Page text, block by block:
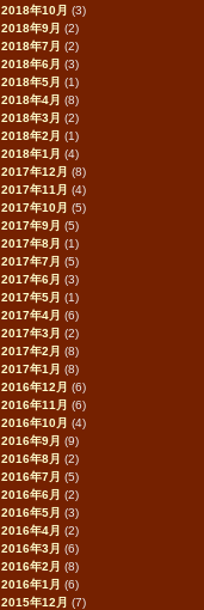
2018年10月 (3)
2018年9月 (2)
2018年7月 (2)
2018年6月 (3)
2018年5月 (1)
2018年4月 (8)
2018年3月 (2)
2018年2月 (1)
2018年1月 (4)
2017年12月 (8)
2017年11月 (4)
2017年10月 (5)
2017年9月 (5)
2017年8月 (1)
2017年7月 (5)
2017年6月 (3)
2017年5月 (1)
2017年4月 (6)
2017年3月 (2)
2017年2月 (8)
2017年1月 (8)
2016年12月 (6)
2016年11月 (6)
2016年10月 (4)
2016年9月 (9)
2016年8月 (2)
2016年7月 (5)
2016年6月 (2)
2016年5月 (3)
2016年4月 (2)
2016年3月 (6)
2016年2月 (8)
2016年1月 (6)
2015年12月 (7)